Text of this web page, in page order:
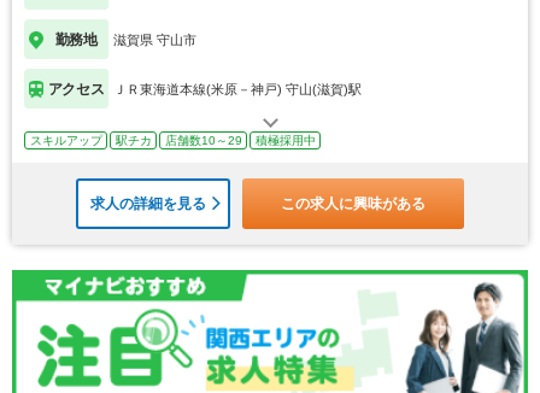
勤務地 滋賀県 守山市
アクセス ＪＲ東海道本線(米原－神戸) 守山(滋賀)駅
スキルアップ 駅チカ 店舗数10～29 積極採用中
求人の詳細を見る この求人に興味がある